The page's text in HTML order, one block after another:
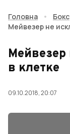
Головна • Бокс
Мейвезер не
в клетке
09.10.2018, 20:07